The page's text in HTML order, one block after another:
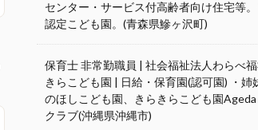
センター・サービス付高齢者向け住宅等。
認定こども園。(青森県鰺ヶ沢町)
保育士 非常勤職員 | 社会福祉法人わらべ
きらこども園 | 日給・保育園(認可園) ・姉
のほしこども園、きらきらこども園
クラブ(沖縄県沖縄市)